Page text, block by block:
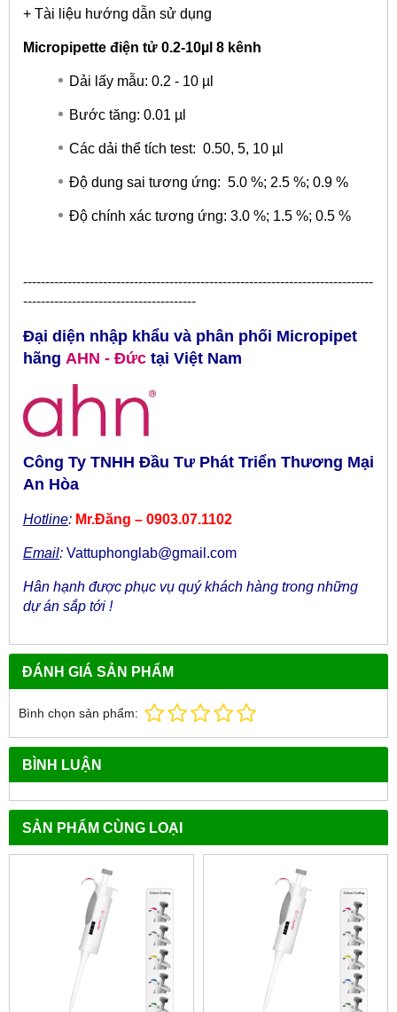
+ Tài liệu hướng dẫn sử dụng
Micropipette điện tử 0.2-10µl 8 kênh
Dải lấy mẫu: 0.2 - 10 µl
Bước tăng: 0.01 µl
Các dải thể tích test: 0.50, 5, 10 µl
Độ dung sai tương ứng: 5.0 %; 2.5 %; 0.9 %
Độ chính xác tương ứng: 3.0 %; 1.5 %; 0.5 %
​-------------------------------------------------------------------------------
---------------------------------------
Đại diện nhập khẩu và phân phối Micropipet
hãng AHN - Đức tại Việt Nam
Công Ty TNHH Đầu Tư Phát Triển Thương Mại
An Hòa
Hotline: Mr.Đăng – 0903.07.1102
Email: Vattuphonglab@gmail.com
Hân hạnh được phục vụ quý khách hàng trong những
dự án sắp tới !
ĐÁNH GIÁ SẢN PHẨM
Bình chọn sản phẩm:
BÌNH LUẬN
SẢN PHẨM CÙNG LOẠI